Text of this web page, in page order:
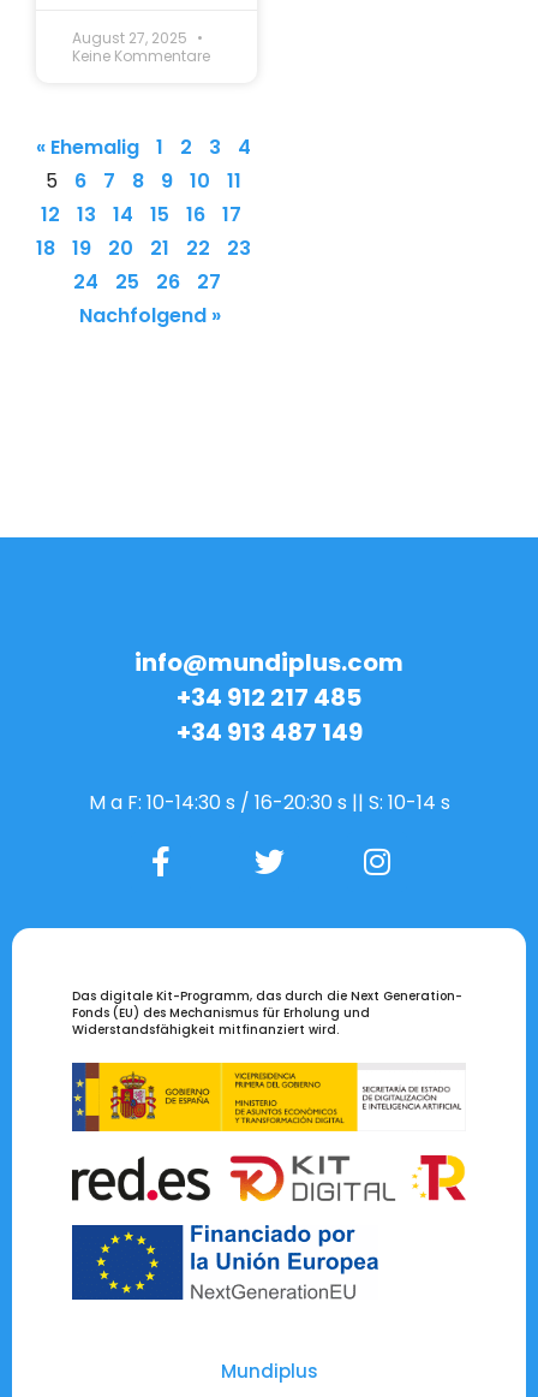
August 27, 2025
Keine Kommentare
« Ehemalig 1 2 3
4
5
6 7 8 9 10
11
12
13 14 15 16
17
18
19 20 21 22
23
24
25 26
27
Nachfolgend »
info@mundiplus.com
+34 912 217 485
+34 913 487 149
M a F: 10-14:30 s / 16-20:30 s || S: 10-14 s
Das digitale Kit-Programm, das durch die Next Generation-
Fonds (EU) des Mechanismus für Erholung und
Widerstandsfähigkeit mitfinanziert wird.
Mundiplus